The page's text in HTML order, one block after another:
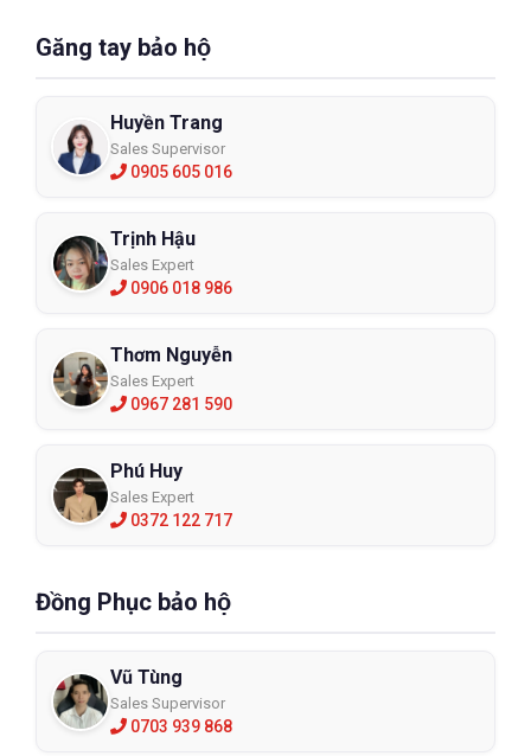
Găng tay bảo hộ
Huyền Trang
Sales Supervisor
0905 605 016
Trịnh Hậu
Sales Expert
0906 018 986
Thơm Nguyễn
Sales Expert
0967 281 590
Phú Huy
Sales Expert
0372 122 717
Đồng Phục bảo hộ
Vũ Tùng
Sales Supervisor
0703 939 868